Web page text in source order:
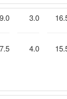
9.0
7.5
3.0
4.0